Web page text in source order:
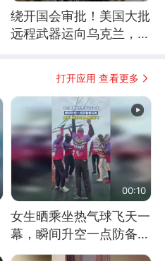
绕开国会审批！美国大批
远程武器运向乌克兰，集
打开应用 查看更多
00:10
女生晒乘坐热气球飞天一
幕，瞬间升空一点防备都
没有